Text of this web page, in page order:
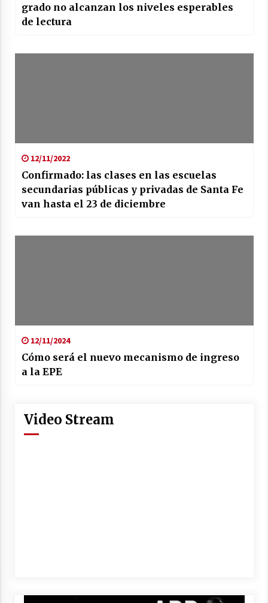
grado no alcanzan los niveles esperables
de lectura
12/11/2022
Confirmado: las clases en las escuelas
secundarias públicas y privadas de Santa Fe
van hasta el 23 de diciembre
12/11/2024
Cómo será el nuevo mecanismo de ingreso
a la EPE
Video Stream